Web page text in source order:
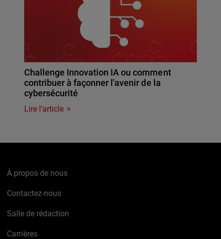
Challenge Innovation IA ou comment
contribuer à façonner l'avenir de la
cybersécurité
Lire l'article
À propos de nous
Contactez-nous
Salle de rédaction
Carrières